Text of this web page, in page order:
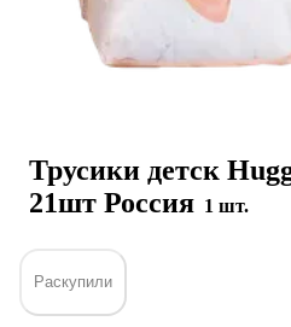
Трусики детск
21шт Россия 1 шт.
Раскупили